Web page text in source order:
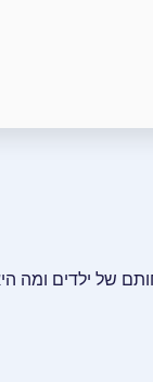
התפתחותם של ילדים